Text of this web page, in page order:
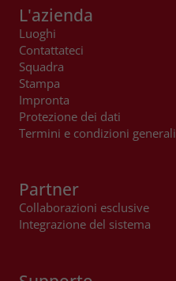
L'azienda
Luoghi
Contattateci
Squadra
Stampa
Impronta
Protezione dei dati
Termini e condizioni generali
Partner
Collaborazioni esclusive
Integrazione del sistema